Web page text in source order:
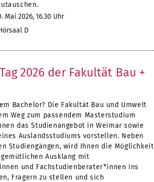
Mai 2026, 16.30 Uhr
D
2026 der Fakultät Bau +
Bachelor? Die Fakultät Bau und Umwelt
Weg zum passendem Masterstudium
das Studienangebot in Weimar sowie
Auslandsstudiums vorstellen. Neben
Studiengängen, wird Ihnen die Möglichkeit
Ausklang mit
und Fachstudienberater*innen ins
Fragern zu stellen und sich